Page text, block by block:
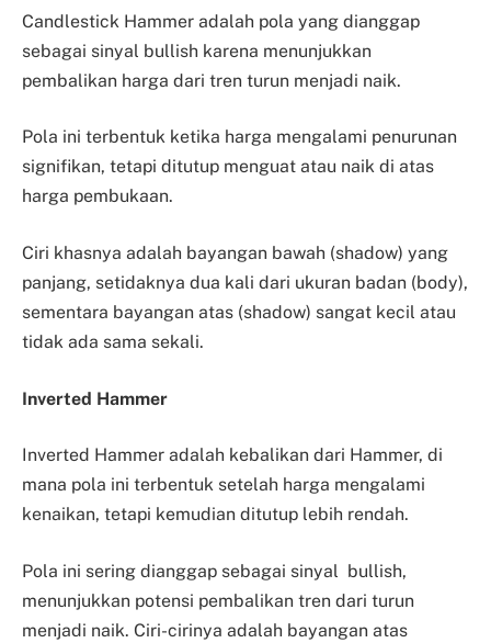
Candlestick Hammer adalah pola yang dianggap
sebagai sinyal bullish karena menunjukkan
pembalikan harga dari tren turun menjadi naik.
Pola ini terbentuk ketika harga mengalami penurunan
signifikan, tetapi ditutup menguat atau naik di atas
harga pembukaan.
Ciri khasnya adalah bayangan bawah (shadow) yang
panjang, setidaknya dua kali dari ukuran badan (body),
sementara bayangan atas (shadow) sangat kecil atau
tidak ada sama sekali.
Inverted Hammer
Inverted Hammer adalah kebalikan dari Hammer, di
mana pola ini terbentuk setelah harga mengalami
kenaikan, tetapi kemudian ditutup lebih rendah.
Pola ini sering dianggap sebagai sinyal bullish,
menunjukkan potensi pembalikan tren dari turun
menjadi naik. Ciri-cirinya adalah bayangan atas